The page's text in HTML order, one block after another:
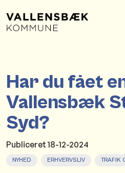
Har du fået
Vallensbæk
Syd?
Publiceret18-12-2024
NYHED ERHVERVSLIV TRAFIK